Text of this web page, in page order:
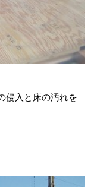
侵入と床の汚れを